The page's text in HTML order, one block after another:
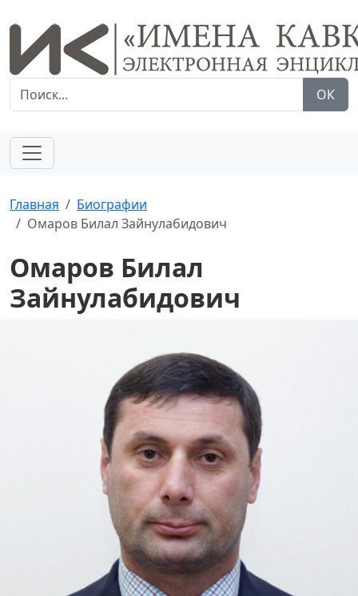
ОК
Главная
Биографии
Омаров Билал Зайнулабидович
Омаров Билал
Зайнулабидович